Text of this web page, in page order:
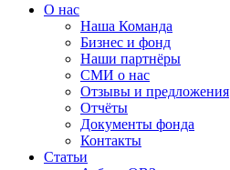
О нас
Наша Команда
Бизнес и фонд
Наши партнёры
СМИ о нас
Отзывы и предложения
Отчёты
Документы фонда
Контакты
Статьи